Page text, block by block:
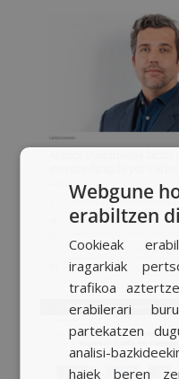
Webgune
erabiltzen
Cookieak
iragarkiak
trafikoa
erabilerari
partekatzen
analisi-
haiek beren